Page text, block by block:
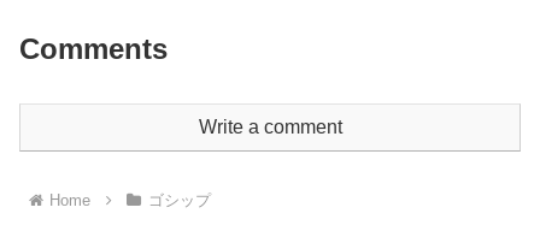
Comments
Write a comment
Home ゴシップ